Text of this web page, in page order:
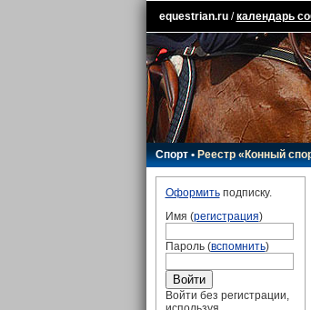
equestrian.ru/календарь
Спорт•Реестр «Конный
Оформитьподписку.
Имя (регистрация)
Пароль (вспомнить)
Войти без регистрации,